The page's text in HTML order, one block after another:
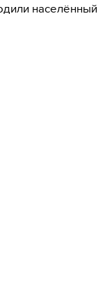
населённый